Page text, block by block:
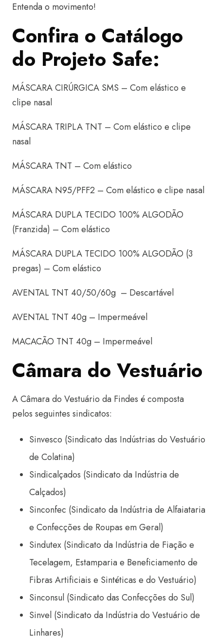
Entenda o movimento!
Confira o Catálogo
do Projeto Safe:
MÁSCARA CIRÚRGICA SMS – Com elástico e
clipe nasal
MÁSCARA TRIPLA TNT – Com elástico e clipe
nasal
MÁSCARA TNT – Com elástico
MÁSCARA N95/PFF2 – Com elástico e clipe nasal
MÁSCARA DUPLA TECIDO 100% ALGODÃO
(Franzida) – Com elástico
MÁSCARA DUPLA TECIDO 100% ALGODÃO (3
pregas) – Com elástico
AVENTAL TNT 40/50/60g – Descartável
AVENTAL TNT 40g – Impermeável
MACACÃO TNT 40g – Impermeável
Câmara do Vestuário
A Câmara do Vestuário da Findes é composta
pelos seguintes sindicatos:
Sinvesco (Sindicato das Indústrias do Vestuário
de Colatina)
Sindicalçados (Sindicato da Indústria de
Calçados)
Sinconfec (Sindicato da Indústria de Alfaiataria
e Confecções de Roupas em Geral)
Sindutex (Sindicato da Indústria de Fiação e
Tecelagem, Estamparia e Beneficiamento de
Fibras Artificiais e Sintéticas e do Vestuário)
Sinconsul (Sindicato das Confecções do Sul)
Sinvel (Sindicato da Indústria do Vestuário de
Linhares)